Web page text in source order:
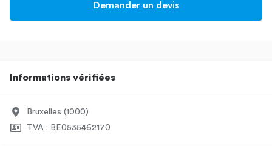
Demander un devis
Informations vérifiées
Bruxelles (1000)
TVA : BE0535462170